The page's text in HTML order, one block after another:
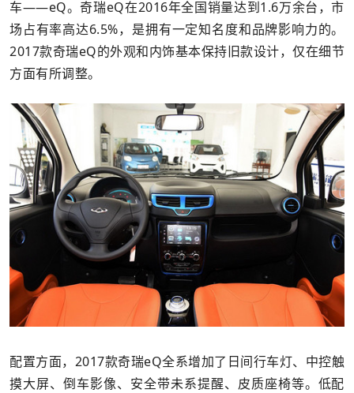
车——eQ。奇瑞eQ在2016年全国销量达到1.6万余台，市
场占有率高达6.5%，是拥有一定知名度和品牌影响力的。
2017款奇瑞eQ的外观和内饰基本保持旧款设计，仅在细节
方面有所调整。
配置方面，2017款奇瑞eQ全系增加了日间行车灯、中控触
摸大屏、倒车影像、安全带未系提醒、皮质座椅等。低配